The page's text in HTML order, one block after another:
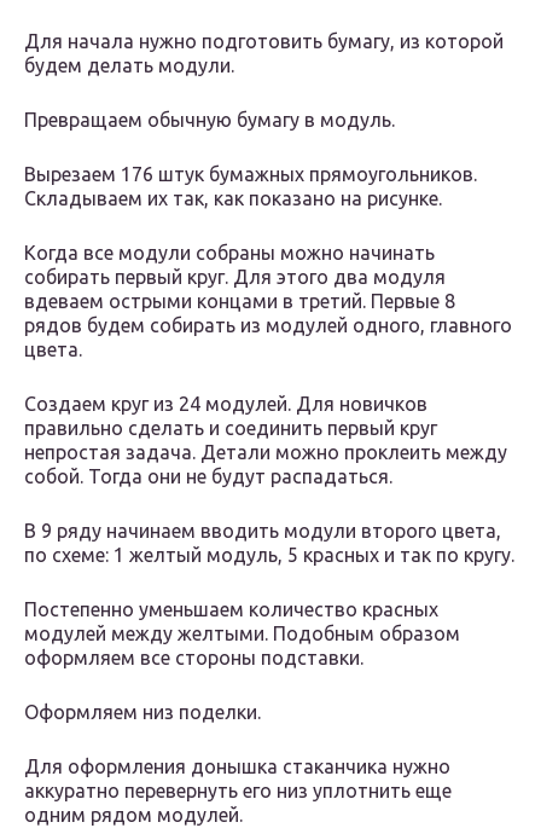
Для начала нужно подготовить бумагу, из которой
будем делать модули.
Превращаем обычную бумагу в модуль.
Вырезаем 176 штук бумажных прямоугольников.
Складываем их так, как показано на рисунке.
Когда все модули собраны можно начинать
собирать первый круг. Для этого два модуля
вдеваем острыми концами в третий. Первые 8
рядов будем собирать из модулей одного, главного
цвета.
Создаем круг из 24 модулей. Для новичков
правильно сделать и соединить первый круг
непростая задача. Детали можно проклеить между
собой. Тогда они не будут распадаться.
В 9 ряду начинаем вводить модули второго цвета,
по схеме: 1 желтый модуль, 5 красных и так по кругу.
Постепенно уменьшаем количество красных
модулей между желтыми. Подобным образом
оформляем все стороны подставки.
Оформляем низ поделки.
Для оформления донышка стаканчика нужно
аккуратно перевернуть его низ уплотнить еще
одним рядом модулей.